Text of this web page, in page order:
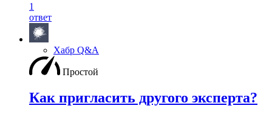
1
ответ
Хабр Q&A
Простой
Как пригласить другого эксперта?